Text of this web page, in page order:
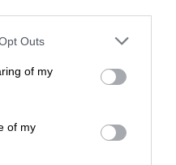
Outs
of my
of my
14 dni.
baterii prosimy o